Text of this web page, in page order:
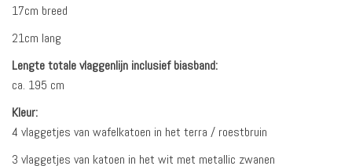
17cm breed
21cm lang
Lengte totale vlaggenlijn inclusief biasband:
ca. 195 cm
Kleur:
4 vlaggetjes van wafelkatoen in het terra / roestbruin
3 vlaggetjes van katoen in het wit met metallic zwanen